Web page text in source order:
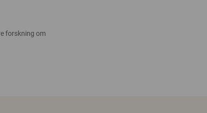
forskning om